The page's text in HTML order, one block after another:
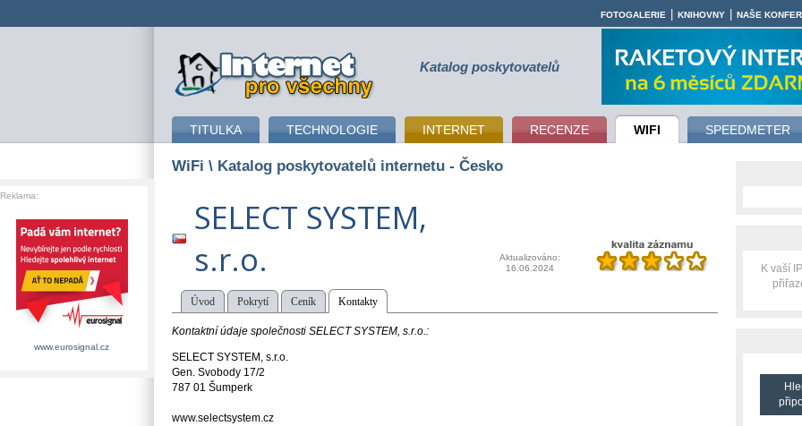
připojení k internetu Katalog poskytovatelů
TITULKA TECHNOLOGIE INTERNET RECENZE WIFI SPEEDMETER
FOTOGALERIE KNIHOVNY NAŠE
WiFi \ Katalog poskytovatelů internetu - Česko
SELECT SYSTEM,
s.r.o.
Aktualizováno:
16.06.2024
Úvod Pokrytí Ceník Kontakty
Kontaktní údaje společnosti SELECT SYSTEM, s.r.o.:
SELECT SYSTEM, s.r.o.
Gen. Svobody 17/2
787 01 Šumperk
www.selectsystem.cz
K vaší
Reklama:
www.eurosignal.cz